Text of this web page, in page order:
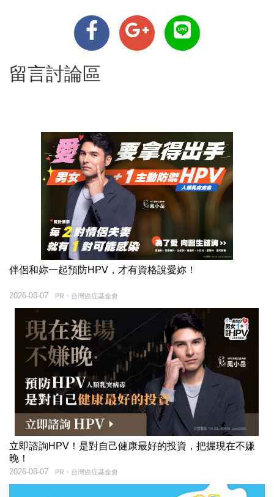
留言討論區
伴侶和妳一起預防HPV，才有資格說愛妳！
PR・台灣癌症基金會
2026-08-07
立即諮詢HPV！是對自己健康最好的投資，把握現在不嫌
晚！
PR・台灣癌症基金會
2026-08-07